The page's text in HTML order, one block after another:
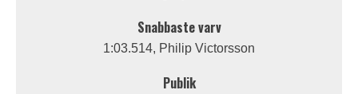
Snabbaste varv
1:03.514, Philip Victorsson
Publik